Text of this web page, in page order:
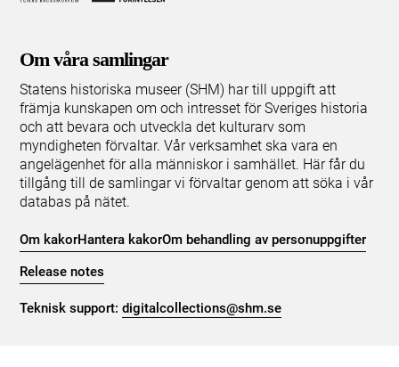
Om våra samlingar
Statens historiska museer (SHM) har till uppgift att
främja kunskapen om och intresset för Sveriges historia
och att bevara och utveckla det kulturarv som
myndigheten förvaltar. Vår verksamhet ska vara en
angelägenhet för alla människor i samhället. Här får du
tillgång till de samlingar vi förvaltar genom att söka i vår
databas på nätet.
Om kakorHantera kakorOm behandling av personuppgifter
Release notes
Teknisk support:digitalcollections@shm.se